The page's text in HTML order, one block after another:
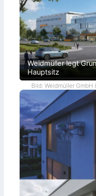
Weidmüller legt
Hauptsitz
Bild: Weidmüller GmbH